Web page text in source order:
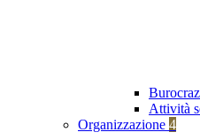
Attività
Organizzazione 4